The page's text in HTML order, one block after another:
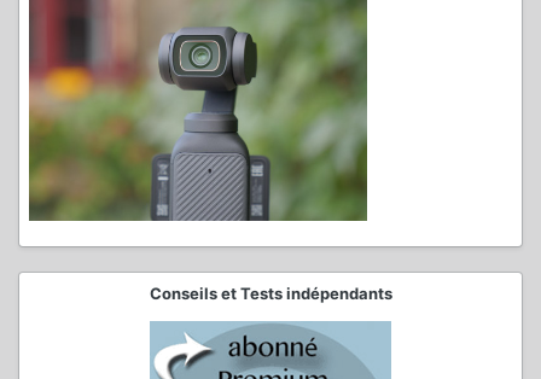
Conseils et Tests indépendants